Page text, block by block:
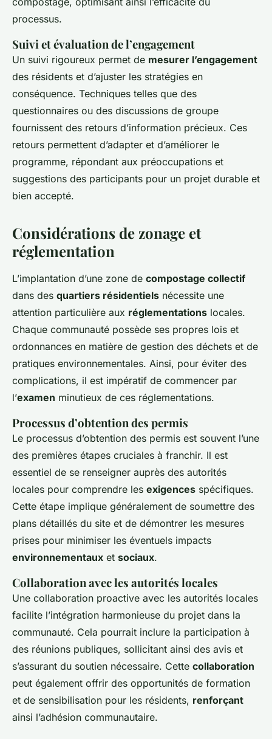
processus.
Suivi et évaluation de l’engagement
Un suivi rigoureux permet de mesurer l’engagement
des résidents et d’ajuster les stratégies en
conséquence. Techniques telles que des
questionnaires ou des discussions de groupe
fournissent des retours d’information précieux. Ces
retours permettent d’adapter et d’améliorer le
programme, répondant aux préoccupations et
suggestions des participants pour un projet durable et
bien accepté.
Considérations de zonage et
réglementation
L’implantation d’une zone de compostage collectif
dans des quartiers résidentiels nécessite une
attention particulière aux réglementations locales.
Chaque communauté possède ses propres lois et
ordonnances en matière de gestion des déchets et de
pratiques environnementales. Ainsi, pour éviter des
complications, il est impératif de commencer par
l’examen minutieux de ces réglementations.
Processus d’obtention des permis
Le processus d’obtention des permis est souvent l’une
des premières étapes cruciales à franchir. Il est
essentiel de se renseigner auprès des autorités
locales pour comprendre les exigences spécifiques.
Cette étape implique généralement de soumettre des
plans détaillés du site et de démontrer les mesures
prises pour minimiser les éventuels impacts
environnementaux et sociaux.
Collaboration avec les autorités locales
Une collaboration proactive avec les autorités locales
facilite l’intégration harmonieuse du projet dans la
communauté. Cela pourrait inclure la participation à
des réunions publiques, sollicitant ainsi des avis et
s’assurant du soutien nécessaire. Cette collaboration
peut également offrir des opportunités de formation
et de sensibilisation pour les résidents, renforçant
ainsi l’adhésion communautaire.